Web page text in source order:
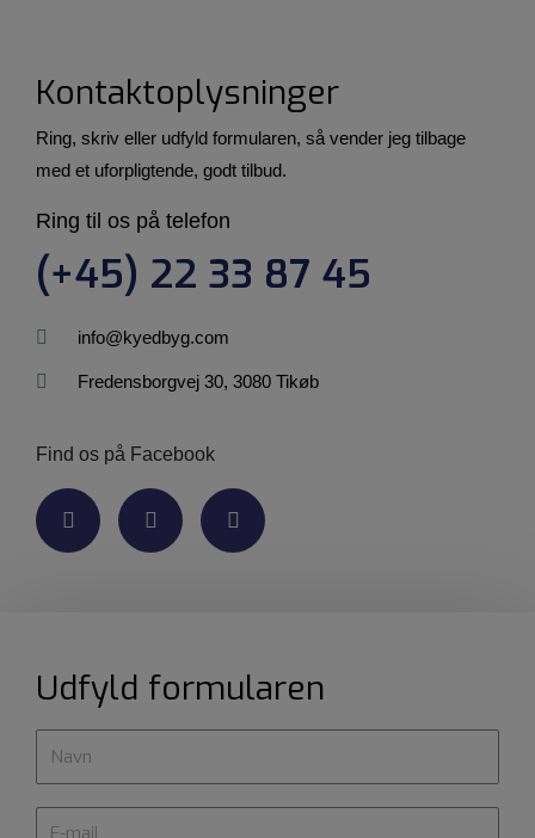
Kontaktoplysninger
Ring, skriv eller udfyld formularen, så vender jeg tilbage
med et uforpligtende, godt tilbud.
Ring til os på telefon
(+45) 22 33 87 45
info@kyedbyg.com
Fredensborgvej 30, 3080 Tikøb
Find os på Facebook
Udfyld formularen